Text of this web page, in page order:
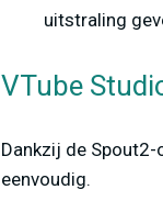
uitstraling
VTube
Dankzij de Spout2-
eenvoudig.